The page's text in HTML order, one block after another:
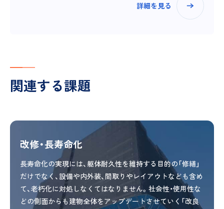
詳細を見る
関連する課題
改修・長寿命化
長寿命化の実現には、躯体耐久性を維持する目的の「修繕」
だけでなく、設備や内外装、間取りやレイアウトなども含め
て、老朽化に対処しなくてはなりません。社会性・使用性な
どの側面からも建物全体をアップデートさせていく「改良